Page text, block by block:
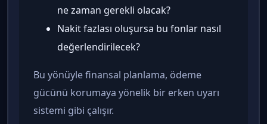
ne zaman gerekli olacak?
Nakit fazlası oluşursa bu fonlar nasıl
değerlendirilecek?
Bu yönüyle finansal planlama, ödeme
gücünü korumaya yönelik bir erken uyarı
sistemi gibi çalışır.